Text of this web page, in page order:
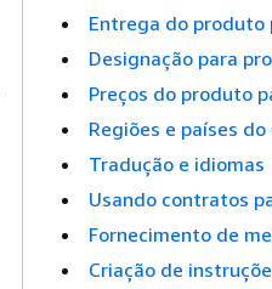
Entrega do produto
Designação para
Preços do produto
Regiões e países
Tradução e idiomas
Usando contratos
Fornecimento de
Criação de